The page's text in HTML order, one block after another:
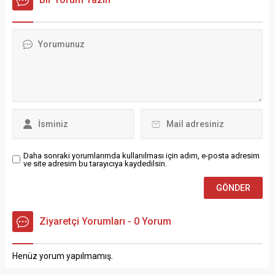
Olgun için Yakakent
karşılama töreni tertip edildi.
Daha sonraki yorumlarımda kullanılması için adım, e-posta adresim
ve site adresim bu tarayıcıya kaydedilsin.
Ziyaretçi Yorumları - 0 Yorum
Henüz yorum yapılmamış.